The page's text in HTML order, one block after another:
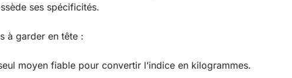
ses spécificités.
à garder en tête :
moyen fiable pour convertir l’indice en kilogrammes.